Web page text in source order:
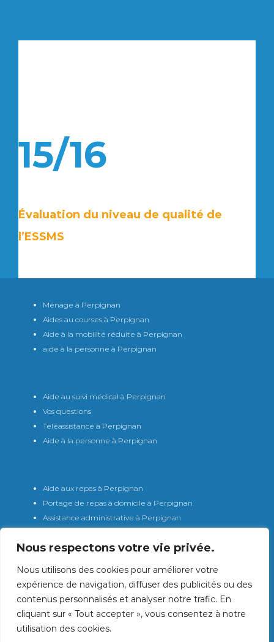
Nous respectons votre vie privée.
Nous utilisons des cookies pour améliorer votre
expérience de navigation, diffuser des publicités ou des
contenus personnalisés et analyser notre trafic. En
cliquant sur « Tout accepter », vous consentez à notre
utilisation des cookies.
15/16
Évaluation du niveau de qualité de
l’ESSMS
Ménage à Perpignan
Aides au courses à Perpignan
Aide à la mobilité réduite à Perpignan
aide à la personne à Perpignan
Aide au suivi médical à Perpignan
Vos questions
Téléassistance à Perpignan
Aide à la personne à Perpignan
Aide aux repas à Perpignan
Portage de repas à domicile à Perpignan
Assistance administrative à Perpignan
Aide à domicile à Perpignan
Tarifs/aides financières
Gestion des cookies
Mentions légales